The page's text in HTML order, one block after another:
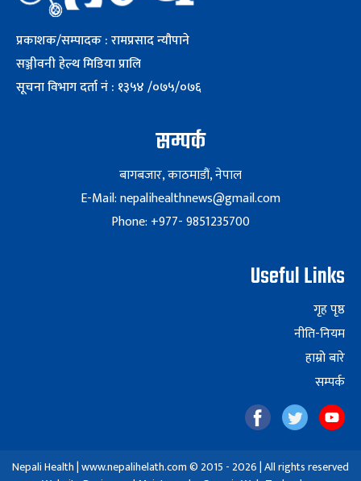
प्रकाशक/सम्पादक : रामप्रसाद न्यौपाने
सञ्जीवनी हेल्थ मिडिया प्रालि
सूचना विभाग दर्ता नं : १३५४ /०७५/०७६
सम्पर्क
बागबजार, काठमाडौं, नेपाल
E-Mail: nepalihealthnews@gmail.com
Phone: +977- 9851235700
Useful Links
गृह पृष्ठ
नीति-नियम
हाम्रो बारे
सम्पर्क
Nepali Health | www.nepalihelath.com © 2015 - 2026 | All rights reserved